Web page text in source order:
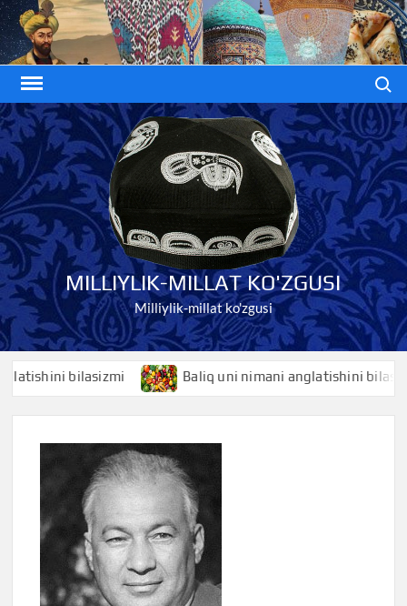
Skip
to
content
MILLIYLIK-MILLAT KO'ZGUSI
Milliylik-millat ko'zgusi
bilasizmi Baliq uni nimani anglatishini bilasizmi